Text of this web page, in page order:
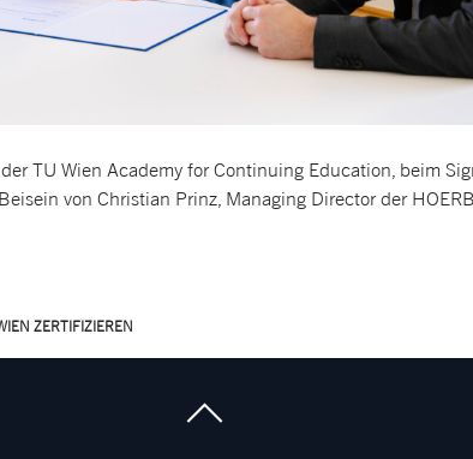
TU Wien Academy for Continuing Education, beim
von Christian Prinz, Managing Director der
ZERTIFIZIEREN